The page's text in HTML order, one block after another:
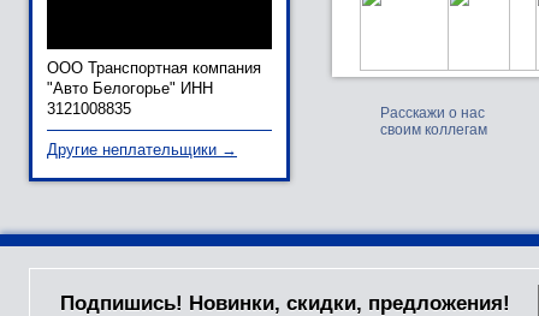
ООО Транспортная компания
"Авто Белогорье" ИНН
3121008835
Другие неплательщики →
Расскажи о нас
своим коллегам
Подпишись! Новинки, скидки, предложения!